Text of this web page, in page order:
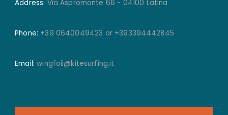
Address: Via Aspromonte 66 - 04100 Latina
Phone: +39 0640049423 or +393394442845
Email:wingfoil@kitesurfing.it